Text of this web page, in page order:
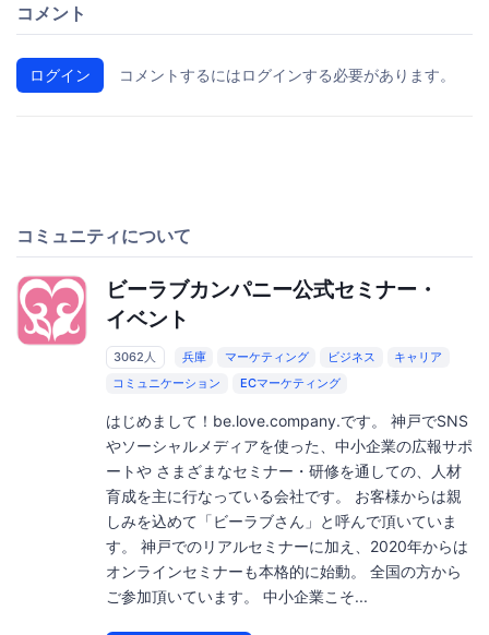
コメント
ログイン コメントするにはログインする必要があります。
コミュニティについて
ビーラブカンパニー公式セミナー・
イベント
3062人 兵庫 マーケティング ビジネス
キャリア
コミュニケーション
ECマーケティング
はじめまして！be.love.company.です。 神戸でSNS
やソーシャルメディアを使った、中小企業の広報サポ
ートや さまざまなセミナー・研修を通しての、人材
育成を主に行なっている会社です。 お客様からは親
しみを込めて「ビーラブさん」と呼んで頂いていま
す。 神戸でのリアルセミナーに加え、2020年からは
オンラインセミナーも本格的に始動。 全国の方から
ご参加頂いています。 中小企業こそ...